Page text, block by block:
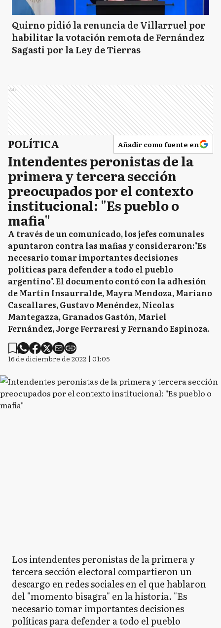
Quirno pidió la renuncia de Villarruel por
habilitar la votación remota de Fernández
Sagasti por la Ley de Tierras
Ads
POLÍTICA Añadir como fuente en
Intendentes peronistas de la
primera y tercera sección
preocupados por el contexto
institucional: "Es pueblo o
mafia"
A través de un comunicado, los jefes comunales
apuntaron contra las mafias y consideraron:"Es
necesario tomar importantes decisiones
políticas para defender a todo el pueblo
argentino". El documento contó con la adhesión
de Martín Insaurralde, Mayra Mendoza, Mariano
Cascallares, Gustavo Menéndez, Nicolas
Mantegazza, Granados Gastón, Mariel
Fernández, Jorge Ferraresi y Fernando Espinoza.
16 de diciembre de 2022 | 01:05
Los intendentes peronistas de la primera y
tercera sección electoral compartieron un
descargo en redes sociales en el que hablaron
del "momento bisagra" en la historia. "Es
necesario tomar importantes decisiones
políticas para defender a todo el pueblo